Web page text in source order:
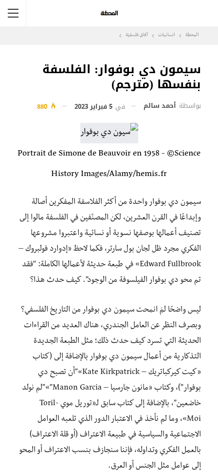
المحطة انسانيات آفاق فلسفيّة‎
سيمون دي بوفوار: الفلسفة
بنفسها (مترجم)
بواسطة أحمد سالم في 5 فبراير 2023
Portrait de Simone de Beauvoir en 1958 - ©Science
History Images/Alamy/hemis.fr
سيمون دي بوفوار واحدة من أكثر الفلاسفة المفكرين أصالة
وإبداعًا في القرن العشرين، لكن المصنّفين في الفلسفة مالوا إلى
تصنيف أعمالها بوصفها نسوية أو نسائية واعتبروا مشروعها
الفكري مجرد ظل لجان بول سارتر، فكما لاحظ «إدوارد فولبروك –
Edward Fullbrook» في طبعة حديثة لأعمالها الكاملة: “فقد
تم محو دي بوفوار الفيلسوفة من الوجود”. كيف حدث هذا؟
ليس واضحًا لمَ انمحت سيمون دي بوفوار من التاريخ الفلسفي؟
وبصرف النظر عن العامل الجندري، هناك العديد من القراءات
الحديثة التي تسرد كيف حدث ذلك؛ مثل الطبعة الجديدة
التذكارية من أعمال سيمون دي بوفوار بالإضافة إلى (كتاب
«كيت كيركباتريك – Kate Kirkpatrick»”أن تصبح دي
بوفوار”)، وكتاب «مانون جارسيا – Manon Garcia”»”لم نولد
خاضعين”، بالإضافة إلى كتاب سابق لـ«توريل موي -Toril
Moi»، وما لم نأخذ في الاعتبار الدور الذي تلعبه العوامل
الاجتماعية والسياسية في طبيعة الاعتراف (أو قلة الاعتراف)
بالعمل الفكري وتداوله، فإننا سنجازف بنسب الاعتراف أو المحو
إلى عوامل مثل الجنس أو العرق.